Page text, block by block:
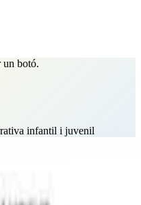
un botó.
infantil i juvenil